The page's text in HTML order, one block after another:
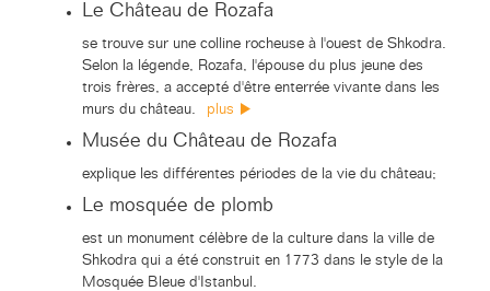
Le Château de Rozafa
se trouve sur une colline rocheuse à l'ouest de Shkodra.
Selon la légende, Rozafa, l'épouse du plus jeune des
trois frères, a accepté d'être enterrée vivante dans les
murs du château.
plus
Musée du Château de Rozafa
explique les différentes périodes de la vie du château;
Le mosquée de plomb
est un monument célèbre de la culture dans la ville de
Shkodra qui a été construit en 1773 dans le style de la
Mosquée Bleue d'Istanbul.